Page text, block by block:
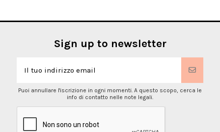
Sign up to newsletter
Puoi annullare l'iscrizione in ogni momenti. A questo scopo, cerca le
info di contatto nelle note legali.